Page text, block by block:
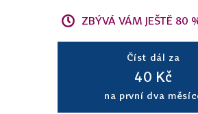
ZBÝVÁ VÁM JEŠTĚ 80
Číst dál za
40 Kč
na první dva